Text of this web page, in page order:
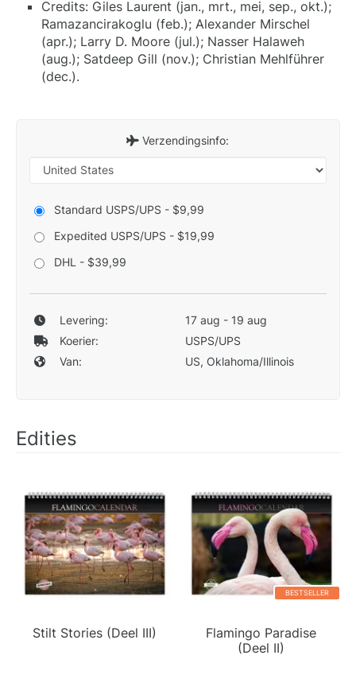
Credits: Giles Laurent (jan., mrt., mei, sep., okt.);
Ramazancirakoglu (feb.); Alexander Mirschel
(apr.); Larry D. Moore (jul.); Nasser Halaweh
(aug.); Satdeep Gill (nov.); Christian Mehlführer
(dec.).
Verzendingsinfo:
Standard USPS/UPS - $9,99
Expedited USPS/UPS - $19,99
DHL - $39,99
Levering:
17 aug - 19 aug
Koerier:
USPS/UPS
Van:
US, Oklahoma/Illinois
Edities
Stilt Stories (Deel III)
BESTSELLER
Flamingo Paradise
(Deel II)